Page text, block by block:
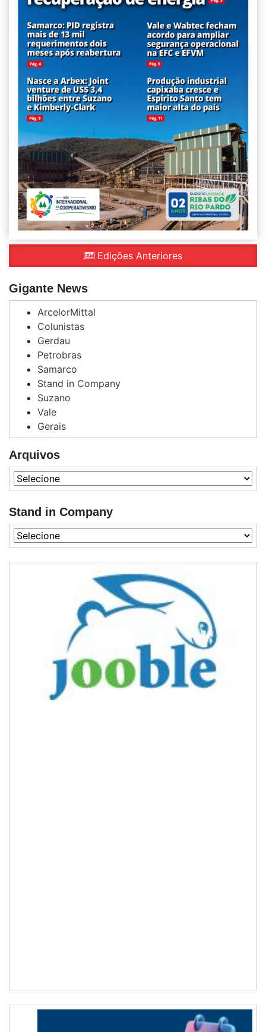
Edições Anteriores
Gigante News
ArcelorMittal
Colunistas
Gerdau
Petrobras
Samarco
Stand in Company
Suzano
Vale
Gerais
Arquivos
Stand in Company